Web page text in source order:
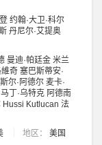
约翰·大卫·科尔
丹尼尔·艾提奥
曼迪·帕廷金 米兰
維奇 塞巴斯蒂安·
尔·阿德尔 麦卡·
马丁·乌特克 阿德南
Hussi Kutlucan 法
地区： 美国